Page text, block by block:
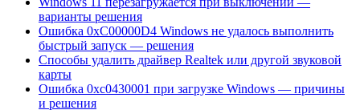
варианты решения
Ошибка 0xC00000D4 Windows не удалось выполнить
быстрый запуск — решения
Способы удалить драйвер Realtek или другой звуковой
карты
Ошибка 0xc0430001 при загрузке Windows — причины
и решения